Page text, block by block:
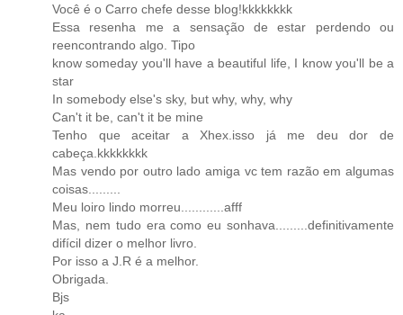
Você é o Carro chefe desse blog!kkkkkkkk
Essa resenha me a sensação de estar perdendo ou
reencontrando algo. Tipo
know someday you'll have a beautiful life, I know you'll be a
star
In somebody else's sky, but why, why, why
Can't it be, can't it be mine
Tenho que aceitar a Xhex.isso já me deu dor de
cabeça.kkkkkkkk
Mas vendo por outro lado amiga vc tem razão em algumas
coisas.........
Meu loiro lindo morreu............afff
Mas, nem tudo era como eu sonhava.........definitivamente
difícil dizer o melhor livro.
Por isso a J.R é a melhor.
Obrigada.
Bjs